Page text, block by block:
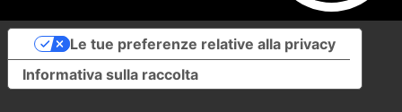
Informativa sulla raccolta
Le tue preferenze relative alla privacy